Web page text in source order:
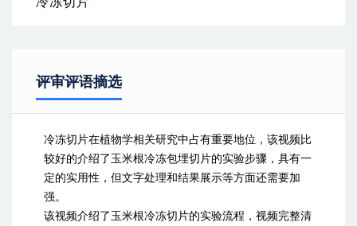
评审评语摘选
冷冻切片在植物学相关研究中占有重要地位，该视频比
较好的介绍了玉米根冷冻包埋切片的实验步骤，具有一
定的实用性，但文字处理和结果展示等方面还需要加
强。
该视频介绍了玉米根冷冻切片的实验流程，视频完整清